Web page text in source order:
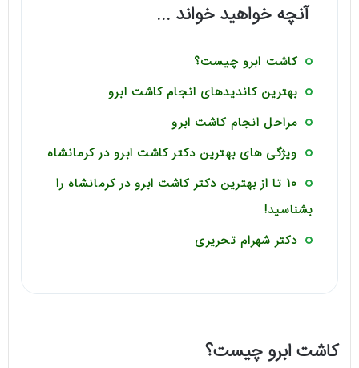
آنچه خواهید خواند ...
کاشت ابرو چیست؟
بهترین کاندیدهای انجام کاشت ابرو
مراحل انجام کاشت ابرو
ویژگی های بهترین دکتر کاشت ابرو در کرمانشاه
10 تا از بهترین دکتر کاشت ابرو در کرمانشاه را
بشناسید!
دکتر شهرام تحریری
کاشت ابرو چیست؟